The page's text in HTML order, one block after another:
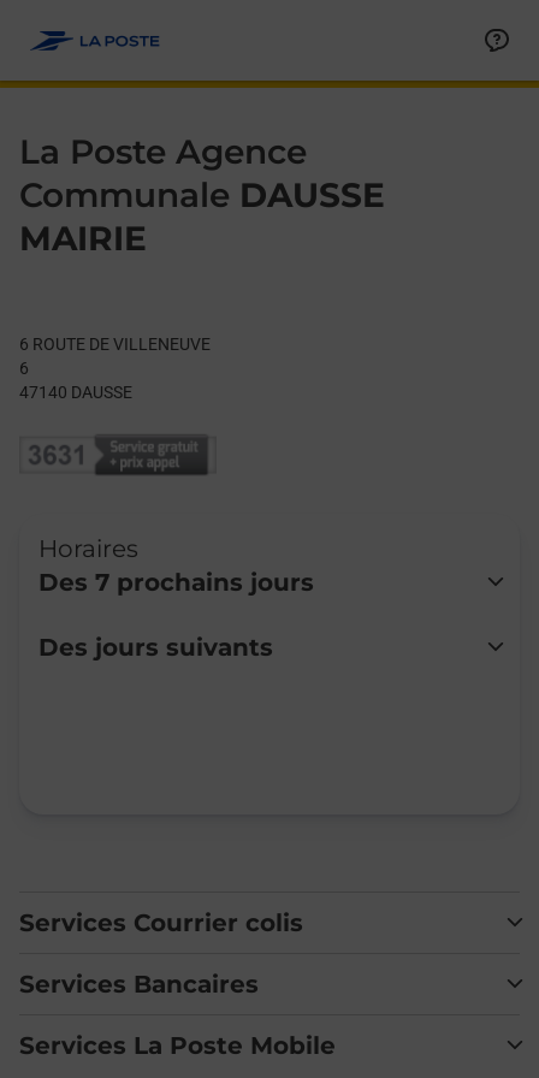
La Poste Agence
Communale DAUSSE
MAIRIE
6 ROUTE DE VILLENEUVE
6
47140 DAUSSE
Horaires
Des 7 prochains jours
Lundi
Fermé
Des jours suivants
Services Courrier colis
Services Bancaires
Services La Poste Mobile